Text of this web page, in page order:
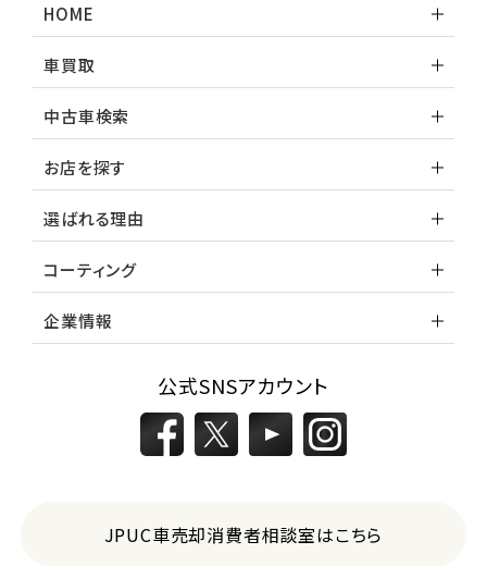
HOME
車買取
中古車検索
お店を探す
選ばれる理由
コーティング
企業情報
公式SNSアカウント
JPUC車売却消費者相談室はこちら